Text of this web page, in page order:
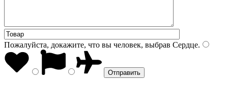
Пожалуйста, докажите, что вы человек, выбрав Сердце.